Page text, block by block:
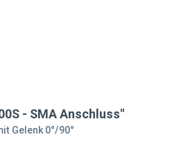
- SMA Anschluss"
Gelenk 0°/90°